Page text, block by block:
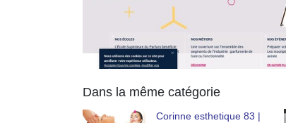
Dans la même catégorie
Corinne esthetique 83 |